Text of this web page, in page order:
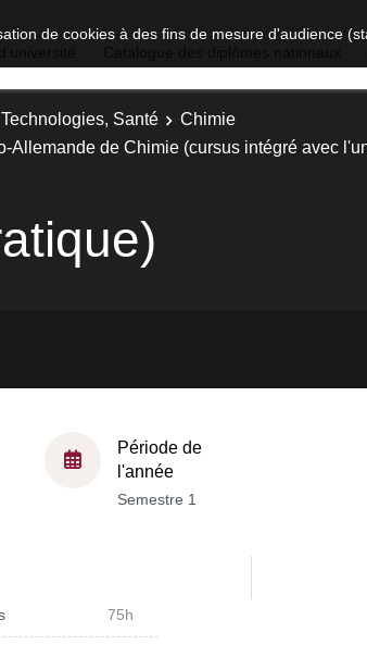
de cookies à des fins de mesure d'audience
Santé
Chimie
de Chimie (cursus intégré avec
Période de
l'année
Semestre 1
75h